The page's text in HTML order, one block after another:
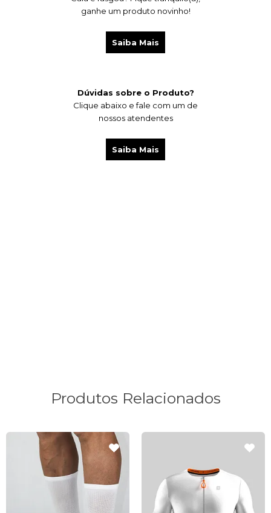
ganhe um produto novinho!
Saiba Mais
Dúvidas sobre o Produto?
Clique abaixo e fale com um de
nossos atendentes
Saiba Mais
Produtos Relacionados